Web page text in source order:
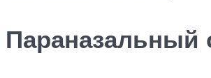
Параназальный